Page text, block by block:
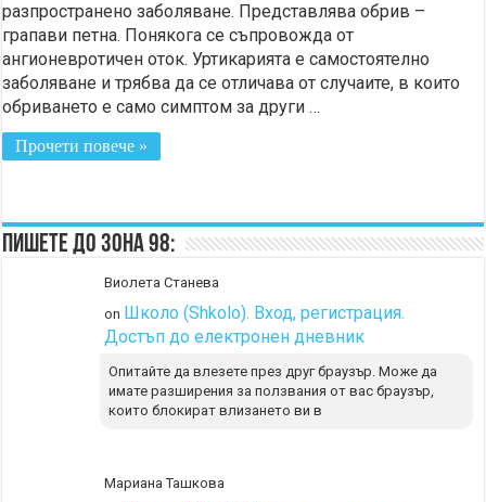
разпространено заболяване. Представлява обрив –
грапави петна. Понякога се съпровожда от
ангионевротичен оток. Уртикарията е самостоятелно
заболяване и трябва да се отличава от случаите, в които
обриването е само симптом за други …
Прочети повече »
Пишете до Зона 98:
Виолета Станева
on Школо (Shkolo). Вход, регистрация.
Достъп до електронен дневник
Опитайте да влезете през друг браузър. Може да
имате разширения за ползвания от вас браузър,
които блокират влизането ви в
Мариана Ташкова